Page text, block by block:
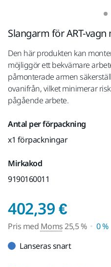
Slangarm för ART-
Den här produkten kan
möjliggör ett bekvämare
påmonterade armen
ovanifrån, vilket minimerar
pågående arbete.
Antal per förpackning
x1 förpackningar
Mirkakod
9190160011
402,39 €Pris
Pris med Moms25,5 %
0 %
Lanseras snart